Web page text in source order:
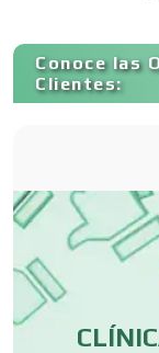
Conoce las
Clientes: